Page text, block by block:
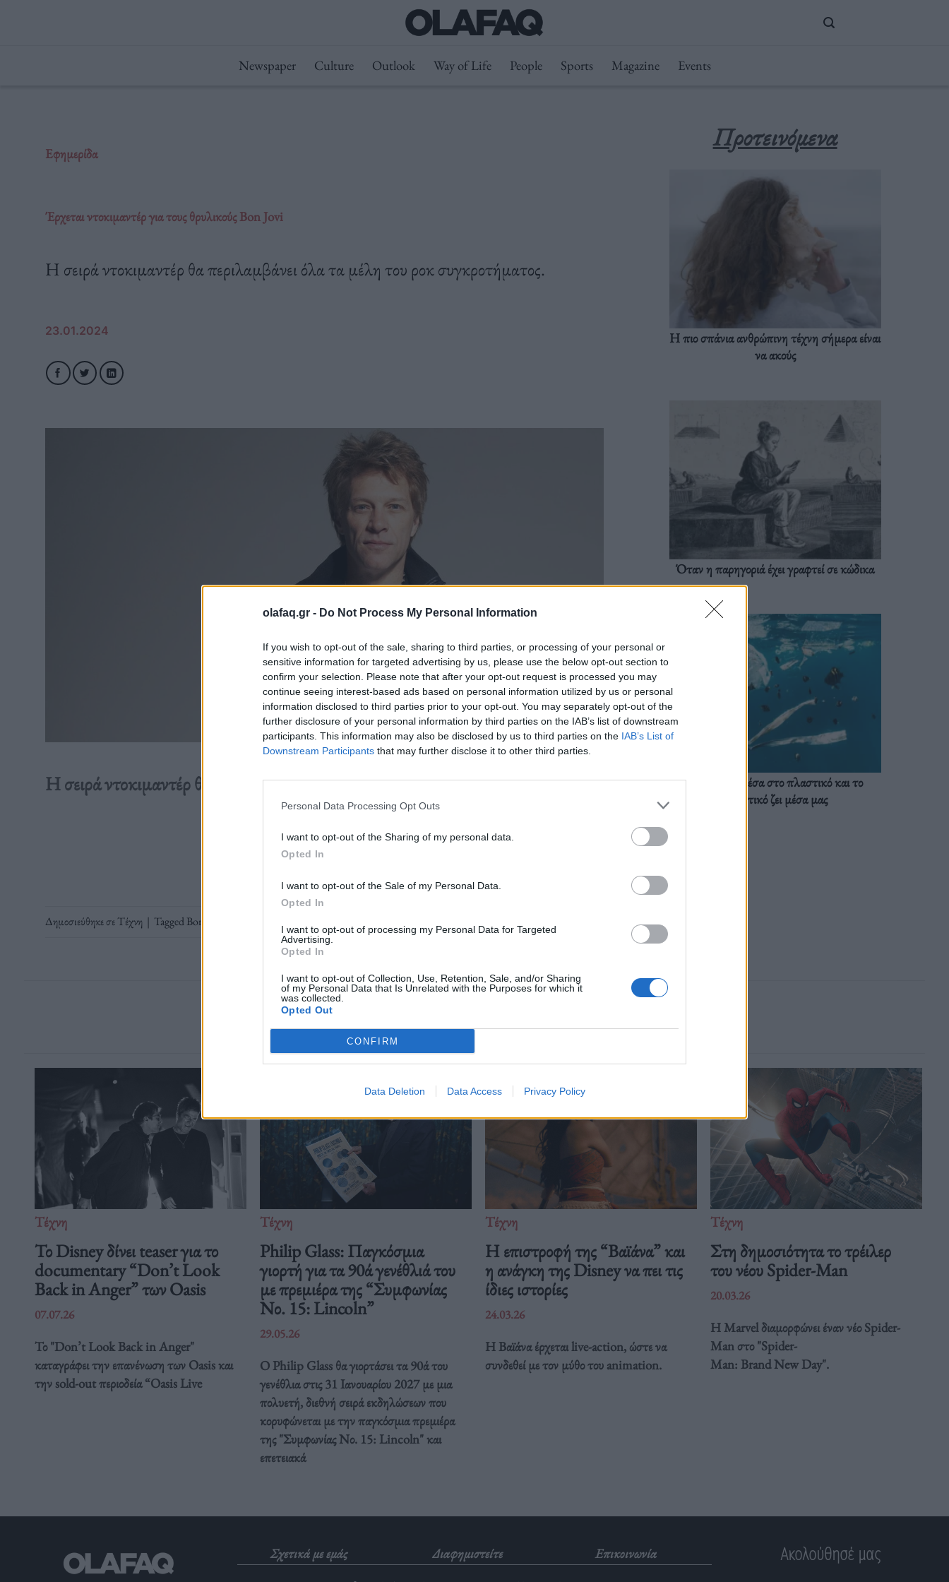
olafaq.gr - Do Not Process My Personal Information
If you wish to opt-out of the sale, sharing to third parties, or processing of your personal or
sensitive information for targeted advertising by us, please use the below opt-out section to
confirm your selection. Please note that after your opt-out request is processed you may
continue seeing interest-based ads based on personal information utilized by us or personal
information disclosed to third parties prior to your opt-out. You may separately opt-out of the
further disclosure of your personal information by third parties on the IAB’s list of downstream
participants. This information may also be disclosed by us to third parties on the IAB’s List of
Downstream Participants that may further disclose it to other third parties.
Personal Data Processing Opt Outs
I want to opt-out of the Sharing of my personal data.
Opted In
I want to opt-out of the Sale of my Personal Data.
Opted In
I want to opt-out of processing my Personal Data for Targeted
Advertising.
Opted In
I want to opt-out of Collection, Use, Retention, Sale, and/or Sharing
of my Personal Data that Is Unrelated with the Purposes for which it
was collected.
Opted Out
CONFIRM
Data Deletion Data Access Privacy Policy
Newspaper Culture Outlook Way of Life People Sports Magazine Events
Εφημερίδα
Έρχεται ντοκιμαντέρ για τους θρυλικούς Bon Jovi
Η σειρά ντοκιμαντέρ θα περιλαμβάνει όλα τα μέλη του ροκ συγκροτήματος.
23.01.2024
Η σειρά ντοκιμαντέρ θα περιλαμβάνει όλα τα μέλη του ροκ συγκροτήματος.
Διαβάστε περισσότερα→
Δημοσιεύθηκε σεΤέχνη | TaggedBon Jovi
Προτεινόμενα
Η πιο σπάνια ανθρώπινη τέχνη σήμερα είναι
να ακούς
Όταν η παρηγοριά έχει γραφτεί σε κώδικα
Ζούμε ήδη μέσα στο πλαστικό και το
πλαστικό ζει μέσα μας
Τέχνη
Το Disney δίνει teaser για το
documentary “Don’t Look
Back in Anger” των Oasis
07.07.26
Το "Don’t Look Back in Anger"
καταγράφει την επανένωση των Oasis και
την sold-out περιοδεία “Oasis Live
Τέχνη
Philip Glass: Παγκόσμια
γιορτή για τα 90ά γενέθλιά του
με πρεμιέρα της “Συμφωνίας
Νο. 15: Lincoln”
29.05.26
Ο Philip Glass θα γιορτάσει τα 90ά του
γενέθλια στις 31 Ιανουαρίου 2027 με μια
πολυετή, διεθνή σειρά εκδηλώσεων που
κορυφώνεται με την παγκόσμια πρεμιέρα
της "Συμφωνίας Νο. 15: Lincoln" και
επετειακά
Τέχνη
Η επιστροφή της “Βαϊάνα” και
η ανάγκη της Disney να πει τις
ίδιες ιστορίες
24.03.26
Η Βαϊάνα έρχεται live-action, ώστε να
συνδεθεί με τον μύθο του animation.
Τέχνη
Στη δημοσιότητα το τρέιλερ
του νέου Spider-Man
20.03.26
Η Marvel διαμορφώνει έναν νέο Spider-
Man στο "Spider-
Man: Brand New Day".
Σχετικά με εμάς Διαφημιστείτε
Επικοινωνία
Ακολούθησέ μας